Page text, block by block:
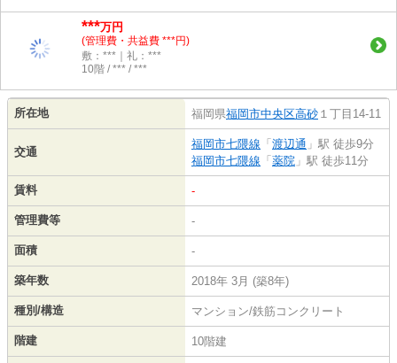
***万円
(管理費・共益費 ***円)
敷：***｜礼：***
10階 / *** / ***
所在地 福岡県福岡市中央区高砂 １丁目14-11
交通
福岡市七隈線 「 渡辺通 」駅 徒歩9分
福岡市七隈線 「 薬院 」駅 徒歩11分
賃料 -
管理費等 -
面積 -
築年数 2018年 3月 (築8年)
種別/構造 マンション/鉄筋コンクリート
階建 10階建